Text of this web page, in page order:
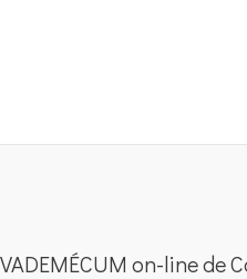
VADEMÉCUM on-line de